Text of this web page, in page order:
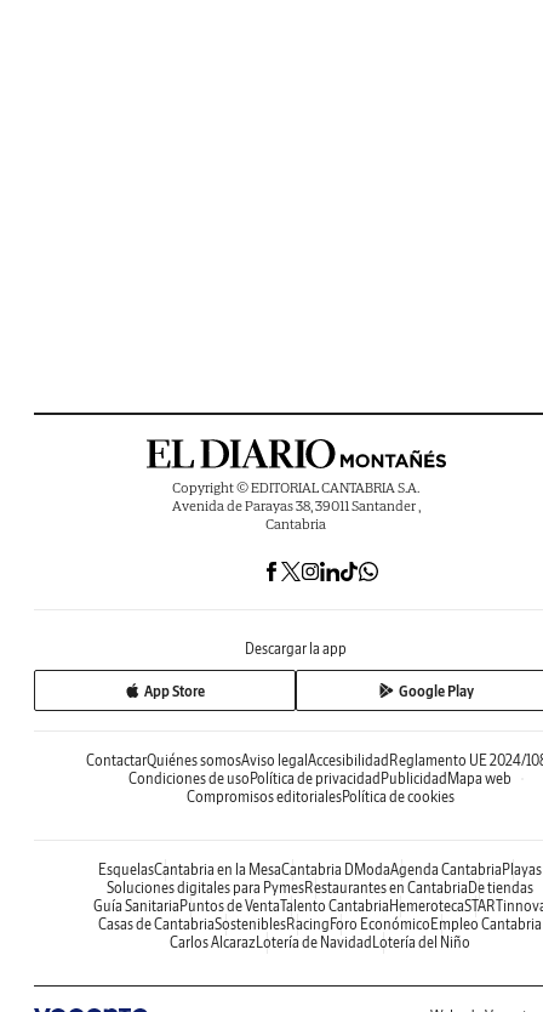
Copyright © EDITORIAL CANTABRIA S.A.
Avenida de Parayas 38, 39011 Santander ,
Cantabria
Descargar la app
App Store Google Play
ContactarQuiénes somosAviso legal Accesibilidad Reglamento UE 2024/
Condiciones de uso Política de privacidad Publicidad Mapa web
Compromisos editorialesPolítica de cookies
EsquelasCantabria en la MesaCantabria DModaAgenda Cantabria Playas
Soluciones digitales para PymesRestaurantes en Cantabria De tiendas
Guía Sanitaria Puntos de VentaTalento Cantabria Hemeroteca
Casas de CantabriaSosteniblesRacing Foro Económico Empleo Cantabria
Carlos AlcarazLotería de Navidad Lotería del Niño